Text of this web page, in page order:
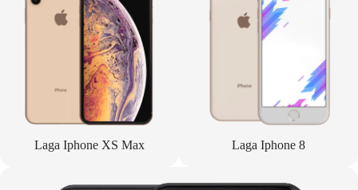
Laga Iphone XS Max Laga Iphone 8